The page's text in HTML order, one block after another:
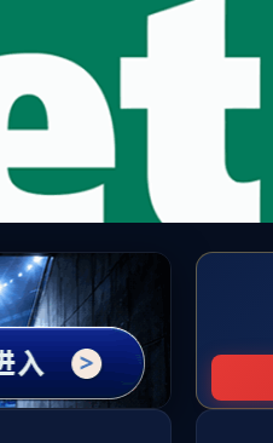
-Official Website